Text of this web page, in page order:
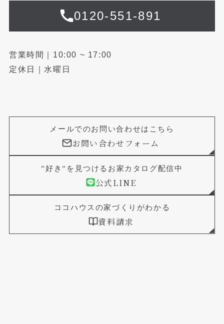
0120-551-891
営業時間｜10:00 ~ 17:00
定休日｜水曜日
メールでのお問い合わせはこちら
お問い合わせフォーム
”好き”を見つけるお家カタログ配信中
公式LINE
ココハウスの家づくりがわかる
資料請求